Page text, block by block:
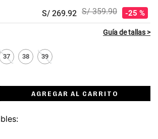
S/ 269.92 S/ 359.90 25 %
37 38 39
AGREGAR AL CARRITO